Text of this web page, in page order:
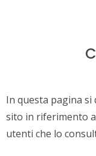
In questa pagina si
sito in riferimento
utenti che lo